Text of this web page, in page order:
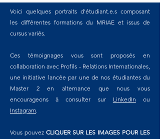
Voici quelques portraits d'étudiant.e.s composant
les différentes formations du MRIAE et issus de
cursus variés.
Ces témoignages vous sont proposés en
collaboration avec Profils - Relations Internationales,
une initiative lancée par une de nos étudiantes du
Master 2 en alternance que nous vous
encourageons à consulter sur LinkedIn ou
Instagram.
Vous pouvez CLIQUER SUR LES IMAGES POUR LES